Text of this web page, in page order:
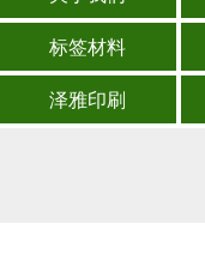
标签材料
泽雅印刷